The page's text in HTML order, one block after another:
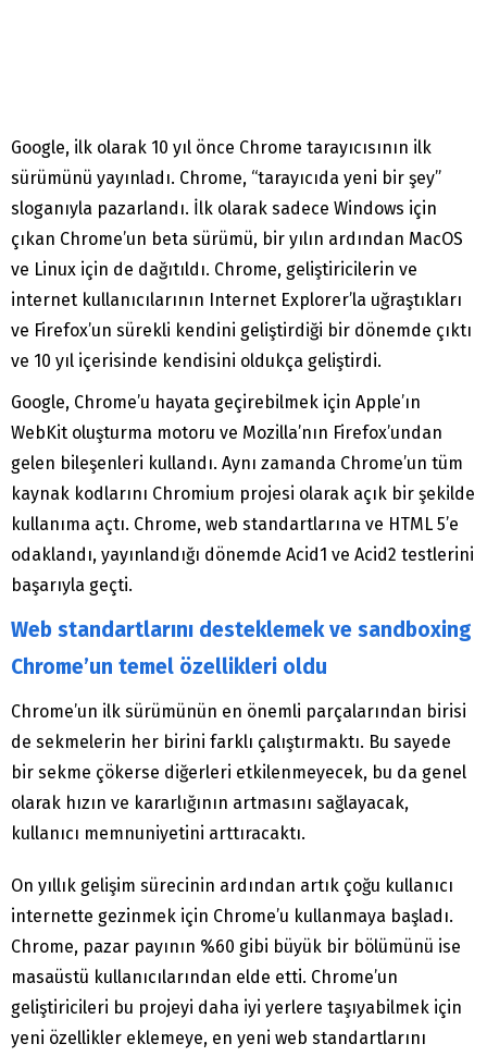
Google, ilk olarak 10 yıl önce Chrome tarayıcısının ilk
sürümünü yayınladı. Chrome, “tarayıcıda yeni bir şey”
sloganıyla pazarlandı. İlk olarak sadece Windows için
çıkan Chrome’un beta sürümü, bir yılın ardından MacOS
ve Linux için de dağıtıldı. Chrome, geliştiricilerin ve
internet kullanıcılarının Internet Explorer’la uğraştıkları
ve Firefox’un sürekli kendini geliştirdiği bir dönemde çıktı
ve 10 yıl içerisinde kendisini oldukça geliştirdi.
Google, Chrome’u hayata geçirebilmek için Apple’ın
WebKit oluşturma motoru ve Mozilla’nın Firefox’undan
gelen bileşenleri kullandı. Aynı zamanda Chrome’un tüm
kaynak kodlarını Chromium projesi olarak açık bir şekilde
kullanıma açtı. Chrome, web standartlarına ve HTML 5’e
odaklandı, yayınlandığı dönemde Acid1 ve Acid2 testlerini
başarıyla geçti.
Web standartlarını desteklemek ve sandboxing
Chrome’un temel özellikleri oldu
Chrome’un ilk sürümünün en önemli parçalarından birisi
de sekmelerin her birini farklı çalıştırmaktı. Bu sayede
bir sekme çökerse diğerleri etkilenmeyecek, bu da genel
olarak hızın ve kararlığının artmasını sağlayacak,
kullanıcı memnuniyetini arttıracaktı.
On yıllık gelişim sürecinin ardından artık çoğu kullanıcı
internette gezinmek için Chrome’u kullanmaya başladı.
Chrome, pazar payının %60 gibi büyük bir bölümünü ise
masaüstü kullanıcılarından elde etti. Chrome’un
geliştiricileri bu projeyi daha iyi yerlere taşıyabilmek için
yeni özellikler eklemeye, en yeni web standartlarını